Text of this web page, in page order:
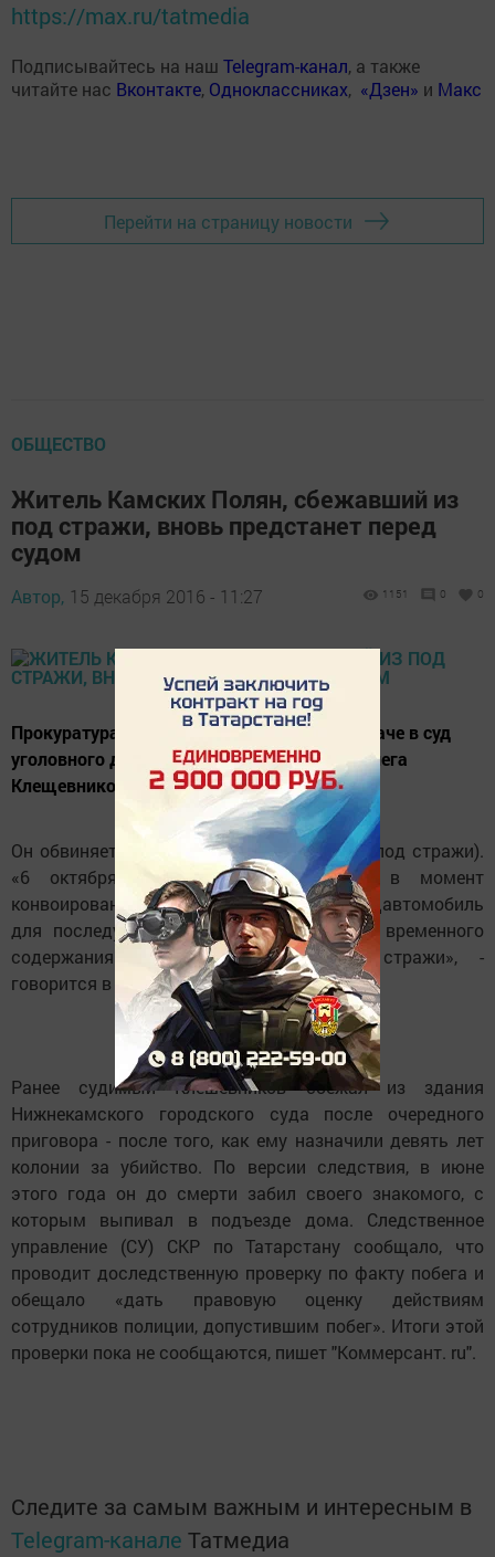
https://max.ru/tatmedia
Подписывайтесь на наш Telegram-канал, а также
читайте нас Вконтакте, Одноклассниках, «Дзен» и Макс
Перейти на страницу новости
ОБЩЕСТВО
Житель Камских Полян, сбежавший из
под стражи, вновь предстанет перед
судом
Автор, 15 декабря 2016 - 11:27 1151 0 0
Прокуратура Татарстана сообщила о передаче в суд
уголовного дела в отношении 19-летнего Олега
Клещевникова.
Он обвиняется по ст. 313 УК РФ (побег из-под стражи).
«6 октября 2016 года Клещевников в момент
конвоирования из помещения суда в спецавтомобиль
для последующей перевозки в изолятор временного
содержания совершил побег из-под стражи», -
говорится в сообщении.
Ранее судимый Клешевников сбежал из здания
Нижнекамского городского суда после очередного
приговора - после того, как ему назначили девять лет
колонии за убийство. По версии следствия, в июне
этого года он до смерти забил своего знакомого, с
которым выпивал в подъезде дома. Следственное
управление (СУ) СКР по Татарстану сообщало, что
проводит доследственную проверку по факту побега и
обещало «дать правовую оценку действиям
сотрудников полиции, допустившим побег». Итоги этой
проверки пока не сообщаются, пишет "Коммерсант. ru".
Следите за самым важным и интересным в
Telegram-канале Татмедиа